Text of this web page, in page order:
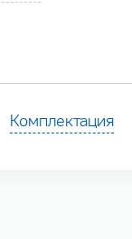
Комплектация